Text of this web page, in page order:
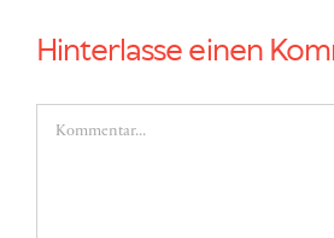
Hinterlasse einen
Kommentar